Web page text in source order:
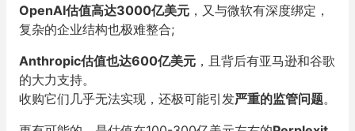
OpenAI估值高达3000亿美元 ，又与微软有深度绑定，
复杂的企业结构也极难整合;
Anthropic估值也达600亿美元 ，且背后有亚马逊和谷歌
的大力支持。
收购它们几乎无法实现，还极可能引发严重的监管问题。